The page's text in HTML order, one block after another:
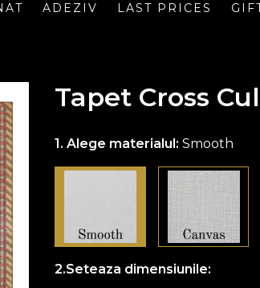
ADEZIV LAST PRICES
Tapet Cross
Alege materialul:Smooth
Seteaza dimensiunile: